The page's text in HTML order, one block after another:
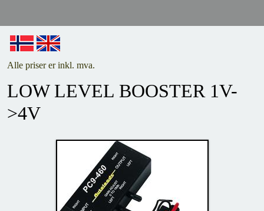
Alle priser er inkl. mva.
LOW LEVEL BOOSTER 1V-
>4V